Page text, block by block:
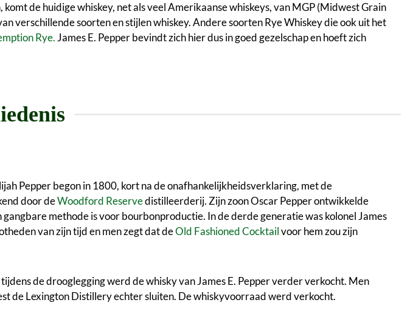
de huidige whiskey, net als veel Amerikaanse whiskeys, van MGP (Midwest Grain
verschillende soorten en stijlen whiskey. Andere soorten Rye Whiskey die ook uit het
Rye. James E. Pepper bevindt zich hier dus in goed gezelschap en hoeft zich
Pepper begon in 1800, kort na de onafhankelijkheidsverklaring, met de
door deWoodford Reservedistilleerderij. Zijn zoon Oscar Pepper ontwikkelde
methode is voor bourbonproductie. In de derde generatie was kolonel James
van zijn tijd en men zegt dat deOld Fashioned Cocktailvoor hem zou zijn
de drooglegging werd de whisky van James E. Pepper verder verkocht. Men
de Lexington Distillery echter sluiten. De whiskyvoorraad werd verkocht.